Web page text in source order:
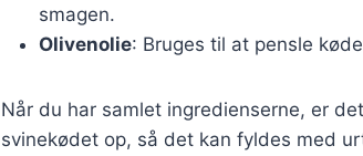
smagen.
Olivenolie: Bruges til at pensle
Når du har samlet ingredienserne, er
svinekødet op, så det kan fyldes med